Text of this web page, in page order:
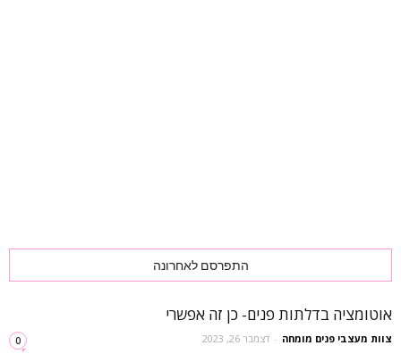
התפרסם לאחרונה
אוטומציה בדלתות פנים- כן זה אפשרי
צוות מעצבי פנים מומחה - דצמבר 26, 2023 0